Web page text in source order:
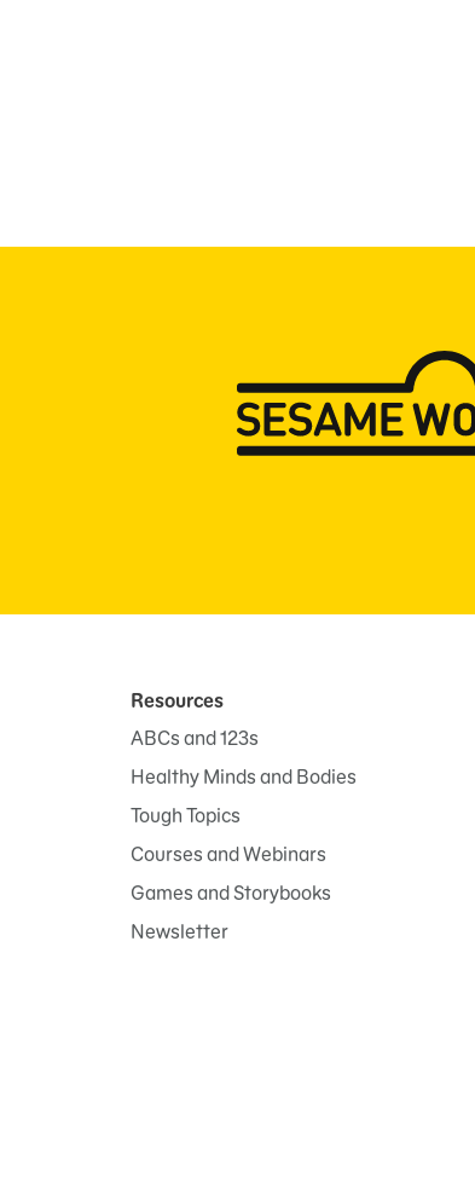
Resources
ABCs and 123s
Healthy Minds and Bodies
Tough Topics
Courses and Webinars
Games and Storybooks
Newsletter